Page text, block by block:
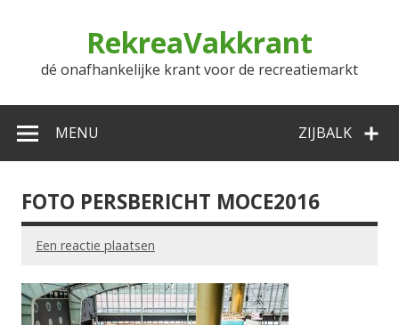
RekreaVakkrant
dé onafhankelijke krant voor de recreatiemarkt
ZIJBALK
MENU
FOTO PERSBERICHT MOCE2016
Een reactie plaatsen